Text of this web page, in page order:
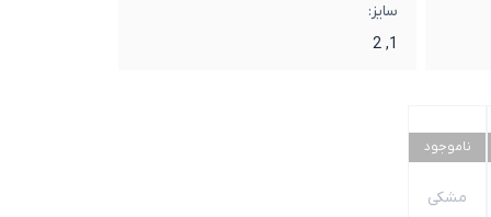
سایز:
1, 2
ناموجود
مشکی